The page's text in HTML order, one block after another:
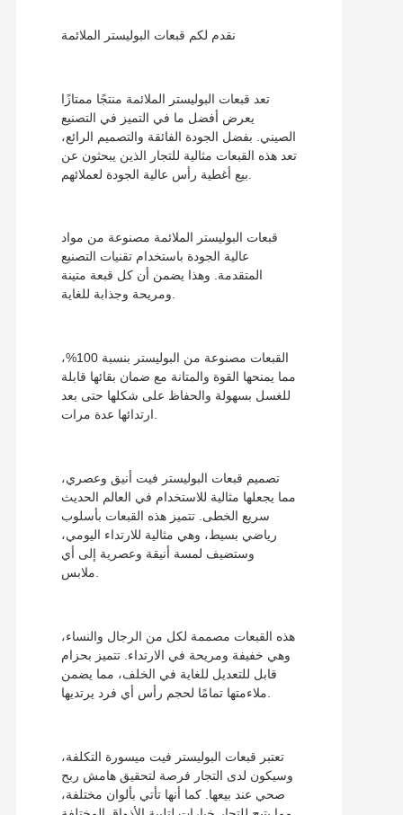
نقدم لكم قبعات البوليستر الملائمة
تعد قبعات البوليستر الملائمة منتجًا ممتازًا
يعرض أفضل ما في التميز في التصنيع
الصيني. بفضل الجودة الفائقة والتصميم الرائع،
تعد هذه القبعات مثالية للتجار الذين يبحثون عن
قبعات البوليستر الملائمة مصنوعة من مواد
عالية الجودة باستخدام تقنيات التصنيع
المتقدمة. وهذا يضمن أن كل قبعة متينة
ومريحة وجذابة للغاية.
القبعات مصنوعة من البوليستر بنسبة 100%،
مما يمنحها القوة والمتانة مع ضمان بقائها قابلة
للغسل بسهولة والحفاظ على شكلها حتى بعد
ارتدائها عدة مرات.
تصميم قبعات البوليستر فيت أنيق وعصري،
مما يجعلها مثالية للاستخدام في العالم الحديث
سريع الخطى. تتميز هذه القبعات بأسلوب
رياضي بسيط، وهي مثالية للارتداء اليومي،
وستضيف لمسة أنيقة وعصرية إلى أي
هذه القبعات مصممة لكل من الرجال والنساء،
وهي خفيفة ومريحة في الارتداء. تتميز بحزام
قابل للتعديل للغاية في الخلف، مما يضمن
تعتبر قبعات البوليستر فيت ميسورة التكلفة،
وسيكون لدى التجار فرصة لتحقيق هامش ربح
صحي عند بيعها. كما أنها تأتي بألوان مختلفة،